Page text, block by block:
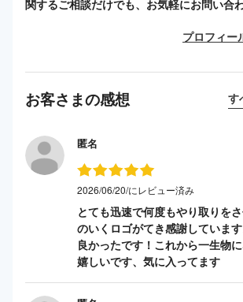
関するご相談だけでも、お気軽にお問い合
プロフィー
お客さまの感想 す
匿名
2026/06/20/にレビュー済み
とても迅速で何度もやり取りを
のいくロゴがてき感謝していま
良かったです！これから一生物
嬉しいです、気に入ってます